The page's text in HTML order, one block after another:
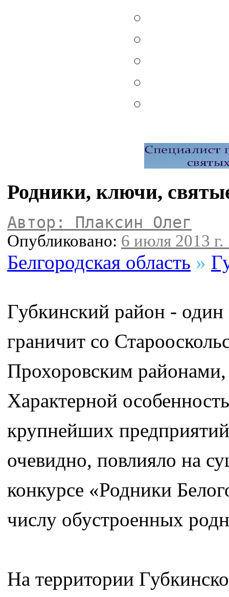
Родники, ключи,
Автор: Плаксин Олег
Опубликовано: 6 июля 2013 г.
Белгородская область »
Губкинский район - один
граничит со
Прохоровским
Характерной
крупнейших
очевидно, повлияло на
конкурсе «Родники
числу обустроенных
На территории